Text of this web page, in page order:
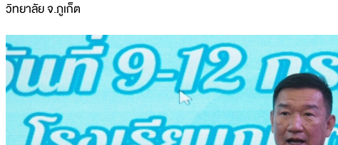
วิทยาลัย จ.ภูเก็ต